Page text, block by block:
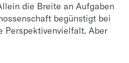
die Breite an Aufgaben
begünstigt bei
Perspektivenvielfalt. Aber